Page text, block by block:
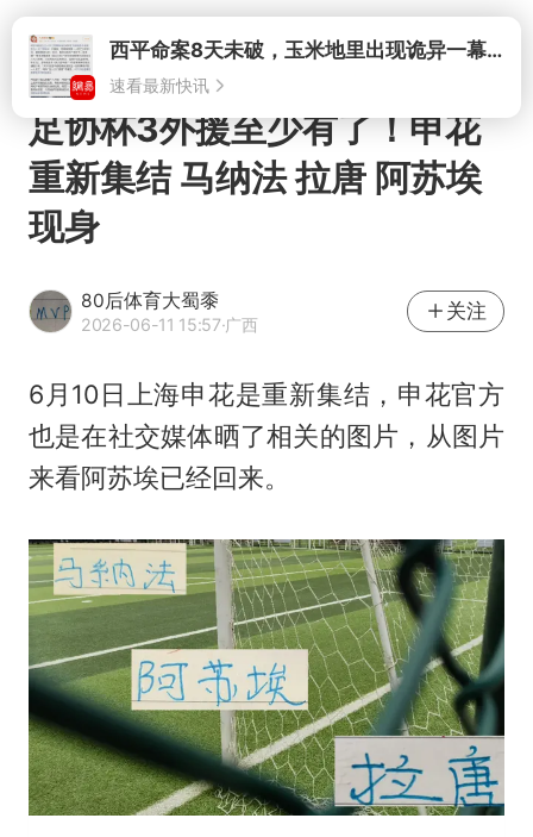
打开西平命案8天未破，玉米地里出现诡异一幕，我突然想起了欧金中
速看最新快讯
足协杯3外援至少有了！申花
重新集结 马纳法 拉唐 阿苏埃
现身
80后体育大蜀黍
2026-06-11 15:57·广西
关注
6月10日上海申花是重新集结，申花官方
也是在社交媒体晒了相关的图片，从图片
来看阿苏埃已经回来。